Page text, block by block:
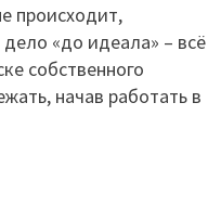
происходит,
«до идеала» – всё
собственного
начав работать в